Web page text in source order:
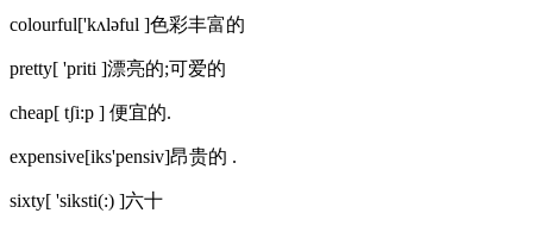
colourful['kʌləful ]色彩丰富的
pretty[ 'priti ]漂亮的;可爱的
cheap[ tʃi:p ] 便宜的.
expensive[iks'pensiv]昂贵的 .
sixty[ 'siksti(:) ]六十